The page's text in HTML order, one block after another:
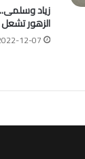
زياد
الزهور
12-07